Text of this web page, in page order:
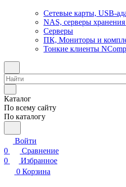
Сетевые карты, USB-
NAS, серверы
Серверы
ПК, Мониторы и
Тонкие клиенты
Каталог
По всему сайту
По каталогу
Войти
0
Сравнение
0
Избранное
0 Корзина